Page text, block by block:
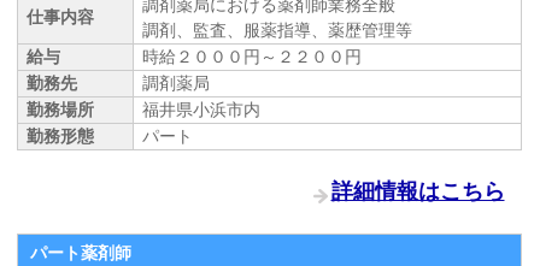
仕事内容
調剤薬局における薬剤師業務全般
調剤、監査、服薬指導、薬歴管理等
給与
時給２０００円～２２００円
勤務先
調剤薬局
勤務場所
福井県小浜市内
勤務形態
パート
詳細情報はこちら
パート薬剤師